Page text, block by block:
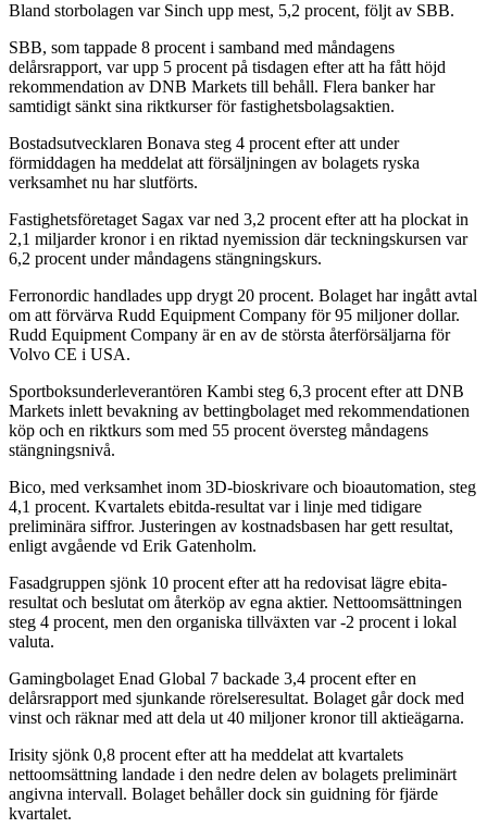
Bland storbolagen var Sinch upp mest, 5,2 procent, följt av SBB.
SBB, som tappade 8 procent i samband med måndagens
delårsrapport, var upp 5 procent på tisdagen efter att ha fått höjd
rekommendation av DNB Markets till behåll. Flera banker har
samtidigt sänkt sina riktkurser för fastighetsbolagsaktien.
Bostadsutvecklaren Bonava steg 4 procent efter att under
förmiddagen ha meddelat att försäljningen av bolagets ryska
verksamhet nu har slutförts.
Fastighetsföretaget Sagax var ned 3,2 procent efter att ha plockat in
2,1 miljarder kronor i en riktad nyemission där teckningskursen var
6,2 procent under måndagens stängningskurs.
Ferronordic handlades upp drygt 20 procent. Bolaget har ingått avtal
om att förvärva Rudd Equipment Company för 95 miljoner dollar.
Rudd Equipment Company är en av de största återförsäljarna för
Volvo CE i USA.
Sportboksunderleverantören Kambi steg 6,3 procent efter att DNB
Markets inlett bevakning av bettingbolaget med rekommendationen
köp och en riktkurs som med 55 procent översteg måndagens
stängningsnivå.
Bico, med verksamhet inom 3D-bioskrivare och bioautomation, steg
4,1 procent. Kvartalets ebitda-resultat var i linje med tidigare
preliminära siffror. Justeringen av kostnadsbasen har gett resultat,
enligt avgående vd Erik Gatenholm.
Fasadgruppen sjönk 10 procent efter att ha redovisat lägre ebita-
resultat och beslutat om återköp av egna aktier. Nettoomsättningen
steg 4 procent, men den organiska tillväxten var -2 procent i lokal
valuta.
Gamingbolaget Enad Global 7 backade 3,4 procent efter en
delårsrapport med sjunkande rörelseresultat. Bolaget går dock med
vinst och räknar med att dela ut 40 miljoner kronor till aktieägarna.
Irisity sjönk 0,8 procent efter att ha meddelat att kvartalets
nettoomsättning landade i den nedre delen av bolagets preliminärt
angivna intervall. Bolaget behåller dock sin guidning för fjärde
kvartalet.